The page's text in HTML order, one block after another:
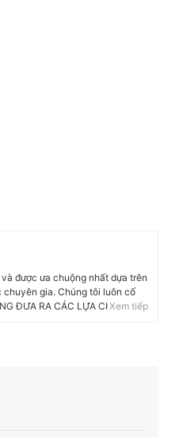
được ưa chuộng nhất dựa trên
chuyên gia. Chúng tôi luôn cố
ĐƯA RA CÁC LỰA CHỌN”Xem tiếp